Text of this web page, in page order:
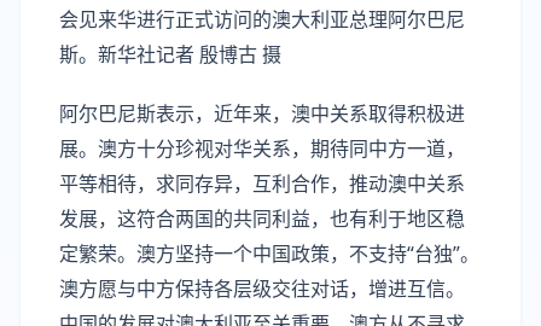
会见来华进行正式访问的澳大利亚总理阿尔巴尼
斯。新华社记者 殷博古 摄
阿尔巴尼斯表示，近年来，澳中关系取得积极进
展。澳方十分珍视对华关系，期待同中方一道，
平等相待，求同存异，互利合作，推动澳中关系
发展，这符合两国的共同利益，也有利于地区稳
定繁荣。澳方坚持一个中国政策，不支持“台独”。
澳方愿与中方保持各层级交往对话，增进互信。